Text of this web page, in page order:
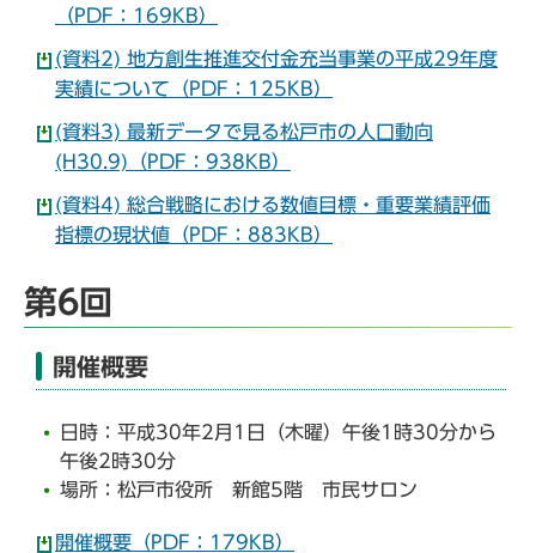
（PDF：169KB）
(資料2) 地方創生推進交付金充当事業の平成29年度
実績について（PDF：125KB）
(資料3) 最新データで見る松戸市の人口動向
(H30.9)（PDF：938KB）
(資料4) 総合戦略における数値目標・重要業績評価
指標の現状値（PDF：883KB）
第6回
開催概要
日時：平成30年2月1日（木曜）午後1時30分から
午後2時30分
場所：松戸市役所 新館5階 市民サロン
開催概要（PDF：179KB）